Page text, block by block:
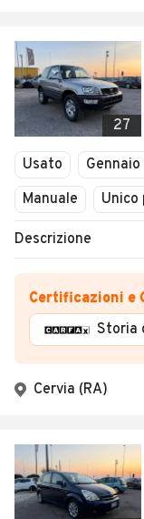
27
Usato Gennaio
Manuale
Descrizione
Certificazioni e
Storia
Cervia (RA)